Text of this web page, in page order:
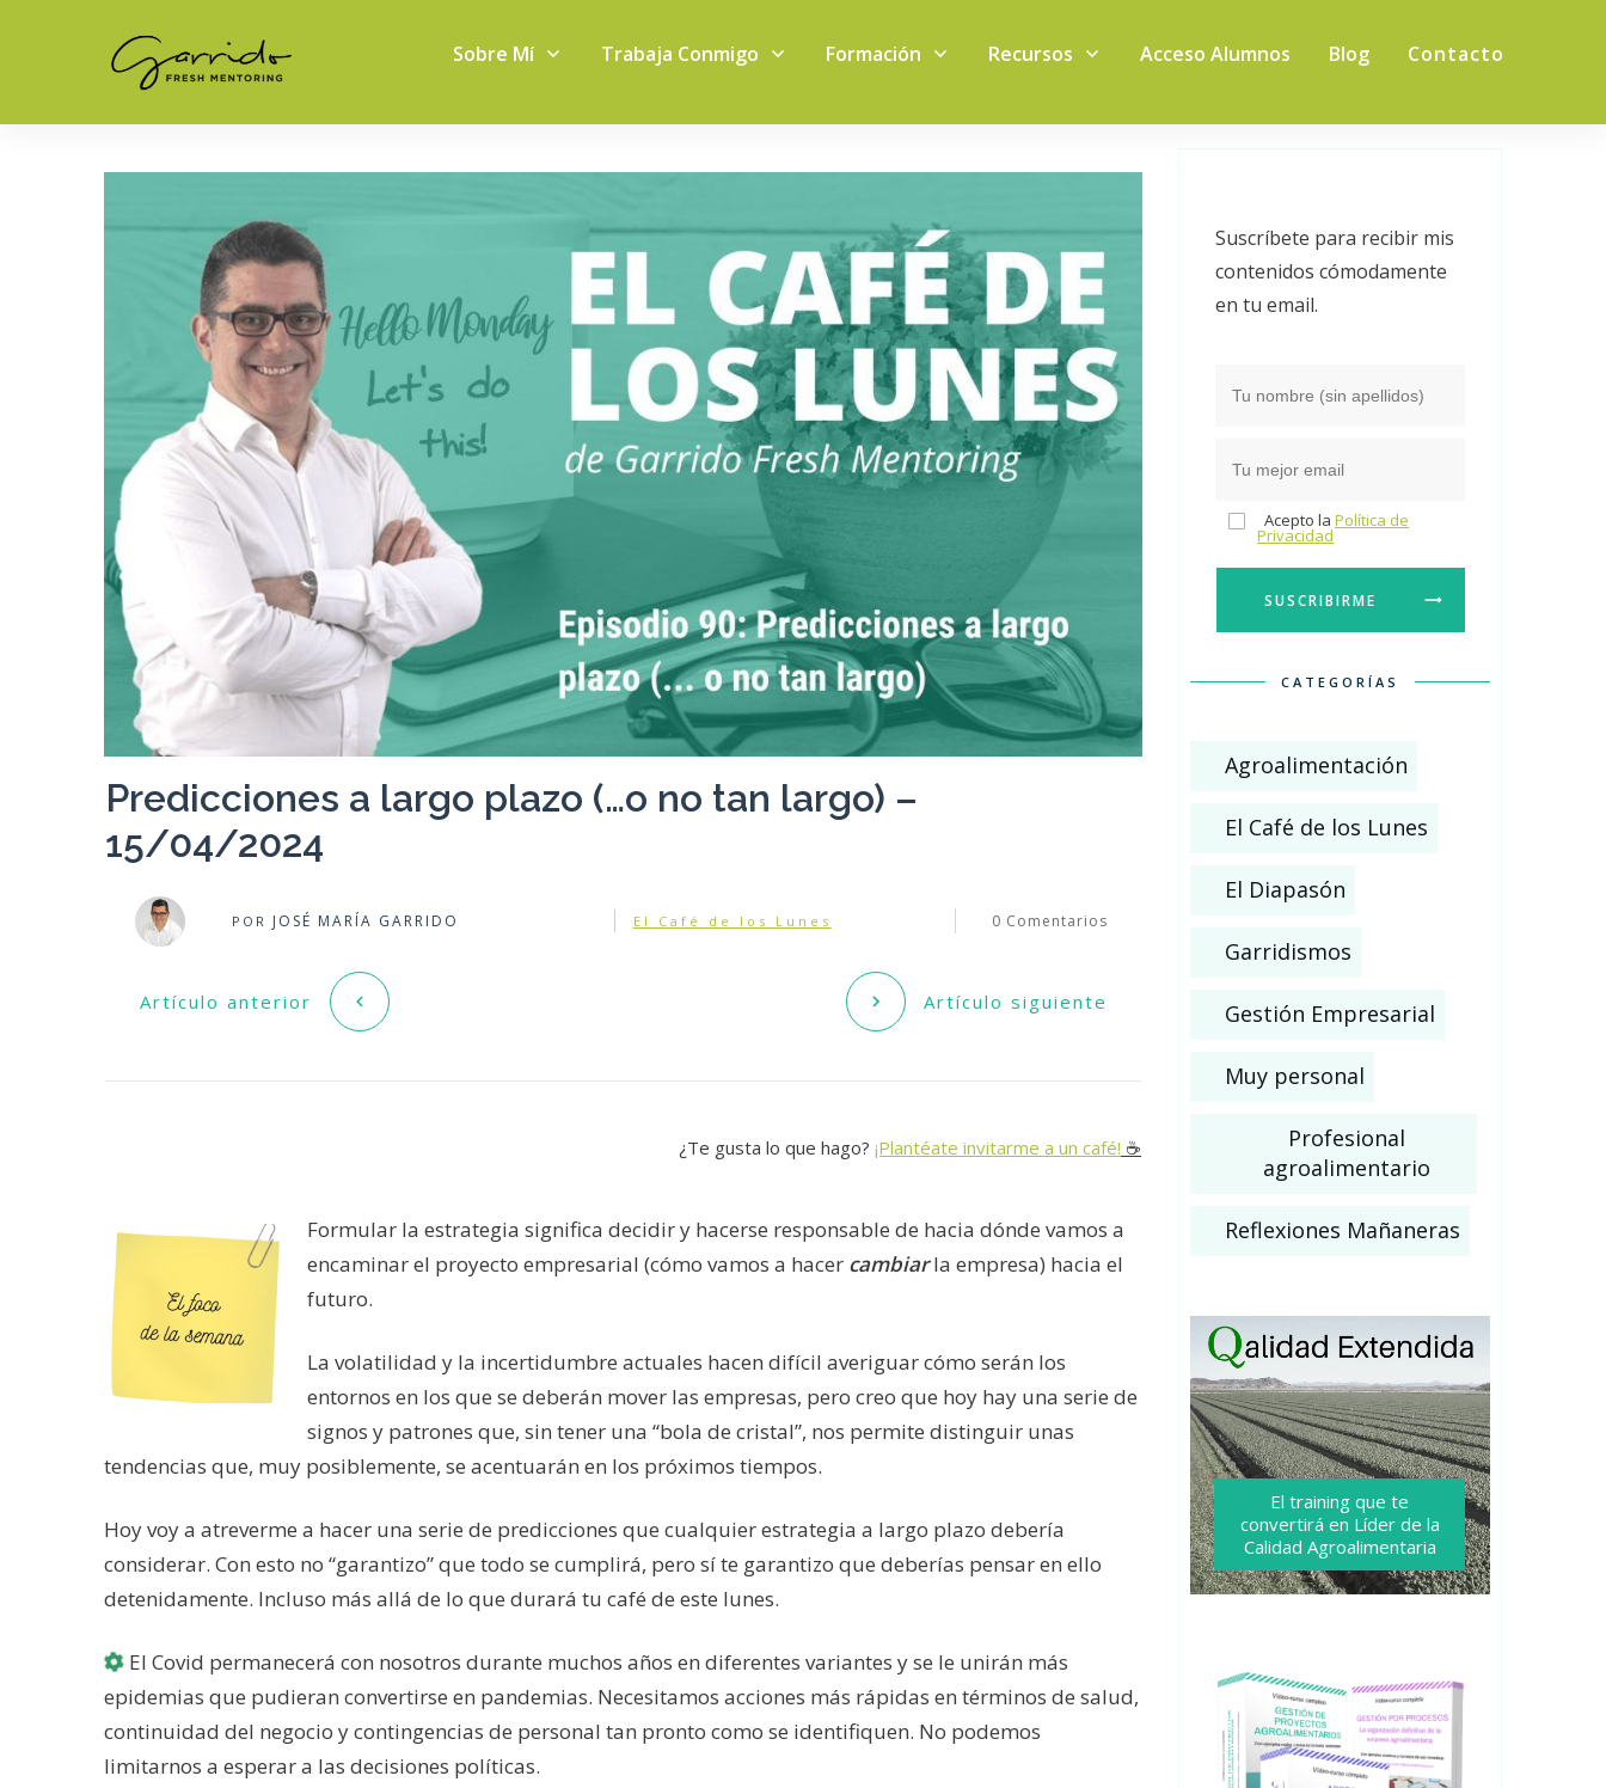
Sobre Mí Trabaja Conmigo Formación Recursos Acceso Alumnos Blog Contacto
Predicciones a largo plazo (…o no tan largo) –
15/04/2024
POR JOSÉ MARÍA GARRIDO El Café de los Lunes 0 Comentarios
Artículo anterior Artículo siguiente
¿Te gusta lo que hago?¡Plantéate invitarme a un café! ☕️
Formular la estrategia significa decidir y hacerse responsable de hacia dónde vamos a
encaminar el proyecto empresarial (cómo vamos a hacer cambiar la empresa) hacia el
futuro.
La volatilidad y la incertidumbre actuales hacen difícil averiguar cómo serán los
entornos en los que se deberán mover las empresas, pero creo que hoy hay una serie de
signos y patrones que, sin tener una “bola de cristal”, nos permite distinguir unas
tendencias que, muy posiblemente, se acentuarán en los próximos tiempos.
Hoy voy a atreverme a hacer una serie de predicciones que cualquier estrategia a largo plazo debería
considerar. Con esto no “garantizo” que todo se cumplirá, pero sí te garantizo que deberías pensar en ello
detenidamente. Incluso más allá de lo que durará tu café de este lunes.
El Covid permanecerá con nosotros durante muchos años en diferentes variantes y se le unirán más
epidemias que pudieran convertirse en pandemias. Necesitamos acciones más rápidas en términos de salud,
continuidad del negocio y contingencias de personal tan pronto como se identifiquen. No podemos
limitarnos a esperar a las decisiones políticas.
Suscríbete para recibir mis
contenidos cómodamente
en tu email.
Acepto la Política de
Privacidad
SUSCRIBIRME
CATEGORÍAS
Agroalimentación
El Café de los Lunes
El Diapasón
Garridismos
Gestión Empresarial
Muy personal
Profesional
agroalimentario
Reflexiones Mañaneras
El training que te
convertirá en Líder de la
Calidad Agroalimentaria